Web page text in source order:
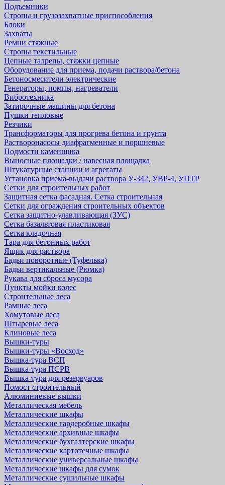
Подъемники
Стропы и грузозахватные приспособления
Блоки
Захваты
Ремни стяжные
Стропы текстильные
Цепные талрепы, стяжки цепные
Оборудование для приема, подачи раствора/бетона
Бетоносмесители электрические
Генераторы, помпы, нагреватели
Вибротехника
Затирочные машины для бетона
Пушки тепловые
Резчики
Трансформаторы для прогрева бетона и грунта
Растворонасосы диафрагменные и поршневые
Подмости каменщика
Выносные площадки / навесная площадка
Штукатурные станции и агрегаты
Установка приема-выдачи раствора У-342, УВР-4, УПТР
Сетки для строительных работ
Защитная cетка фасадная. Сетка строительная
Сетки для ограждения строительных объектов
Сетка защитно-улавливающая (ЗУС)
Сетка базальтовая пластиковая
Сетка кладочная
Тара для бетонных работ
Ящик для раствора
Бадьи поворотные (Туфелька)
Бадьи вертикальные (Рюмка)
Рукава для сброса мусора
Пункты мойки колес
Строительные леса
Рамные леса
Хомутовые леса
Штыревые леса
Клиновые леса
Вышки-туры
Вышки-туры «Восход»
Вышка-тура ВСП
Вышка-тура ПСРВ
Вышка-тура для резервуаров
Помост строительный
Алюминиевые вышки
Металлическая мебель
Металлические шкафы
Металлические гардеробные шкафы
Металлические архивные шкафы
Металлические бухгалтерские шкафы
Металлические картотечные шкафы
Металлические универсальные шкафы
Металлические шкафы для сумок
Металлические сушильные шкафы